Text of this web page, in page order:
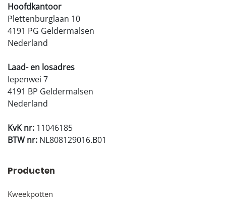
Hoofdkantoor
Plettenburglaan 10
4191 PG Geldermalsen
Nederland
Laad- en losadres
Iepenwei 7
4191 BP Geldermalsen
Nederland
KvK nr: 11046185
BTW nr: NL808129016.B01
Producten
Kweekpotten